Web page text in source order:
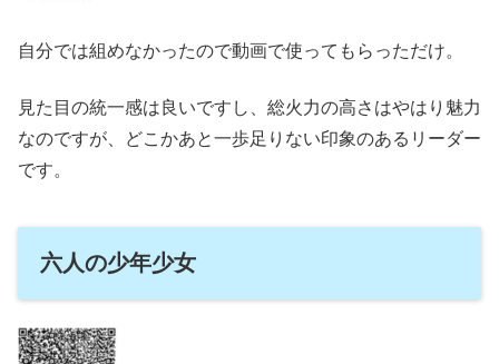
自分では組めなかったので動画で使ってもらっただけ。
見た目の統一感は良いですし、総火力の高さはやはり魅力
なのですが、どこかあと一歩足りない印象のあるリーダー
です。
六人の少年少女